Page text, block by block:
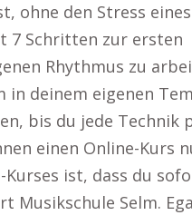
ohne den Stress
7 Schritten zur ersten
Rhythmus zu
deinem eigenen
bis du jede Technik
einen Online-Kurs
ist, dass du
Selm.